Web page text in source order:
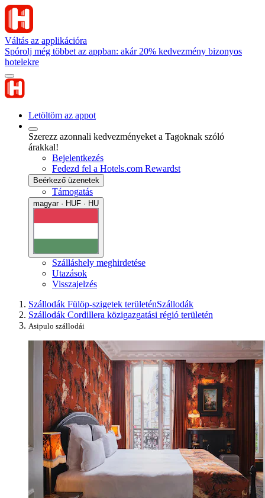
Váltás az applikációra
Spórolj még többet az appban: akár 20% kedvezmény bizonyos
hotelekre
Letöltöm az appot
Szerezz azonnali kedvezményeket a Tagoknak szóló
árakkal!
Bejelentkezés
Fedezd fel a Hotels.com Rewardst
Beérkező üzenetek
Támogatás
magyar · HUF · HU
Szálláshely meghirdetése
Utazások
Visszajelzés
Szállodák Fülöp-szigetek területénSzállodák
Szállodák Cordillera közigazgatási régió területén
Asipulo szállodái